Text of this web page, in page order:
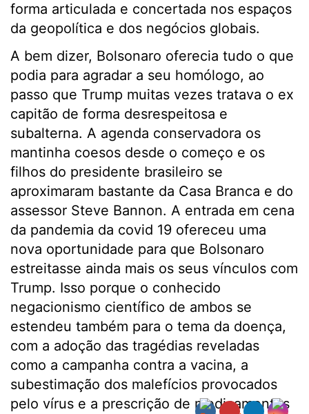
forma articulada e concertada nos espaços
da geopolítica e dos negócios globais.
A bem dizer, Bolsonaro oferecia tudo o que
podia para agradar a seu homólogo, ao
passo que Trump muitas vezes tratava o ex
capitão de forma desrespeitosa e
subalterna. A agenda conservadora os
mantinha coesos desde o começo e os
filhos do presidente brasileiro se
aproximaram bastante da Casa Branca e do
assessor Steve Bannon. A entrada em cena
da pandemia da covid 19 ofereceu uma
nova oportunidade para que Bolsonaro
estreitasse ainda mais os seus vínculos com
Trump. Isso porque o conhecido
negacionismo científico de ambos se
estendeu também para o tema da doença,
com a adoção das tragédias reveladas
como a campanha contra a vacina, a
subestimação dos malefícios provocados
pelo vírus e a prescrição de medicamentos